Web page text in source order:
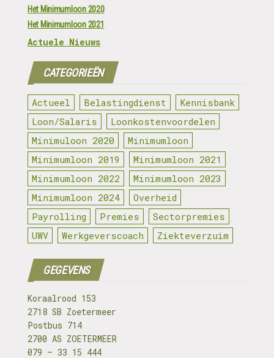
Het Minimumloon 2020
Het Minimumloon 2021
Actuele Nieuws
CATEGORIEËN
Actueel Belastingdienst
Kennisbank
Loon/Salaris
Loonkostenvoordelen
Minimuloon 2020
Minimumloon
Minimumloon 2019
Minimumloon 2021
Minimumloon 2022
Minimumloon 2023
Minimumloon 2024
Overheid
Payrolling
Premies
Sectorpremies
UWV
Werkgeverscoach Ziekteverzuim
GEGEVENS
Koraalrood 153
2718 SB Zoetermeer
Postbus 714
2700 AS ZOETERMEER
079 – 33 15 444